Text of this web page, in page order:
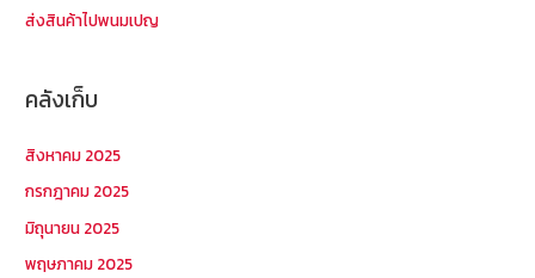
ส่งสินค้าไปพนมเปญ
คลังเก็บ
สิงหาคม 2025
กรกฎาคม 2025
มิถุนายน 2025
พฤษภาคม 2025